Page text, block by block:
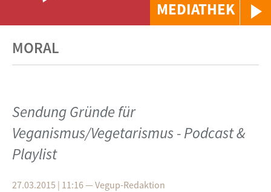
MEDIATHEK
MORAL
Sendung Gründe für
Veganismus/Vegetarismus - Podcast &
Playlist
27.03.2015 | 11:16— Vegup-Redaktion